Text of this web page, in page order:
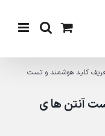
کلید هوشمند و تست
آنتن ها ی